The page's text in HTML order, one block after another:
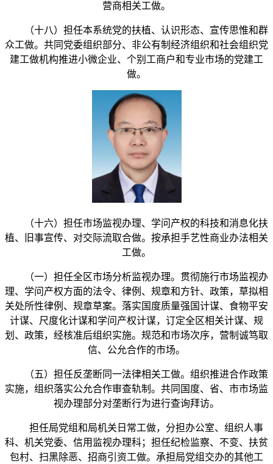
营商相关工做。
（十八）担任本系统党的扶植、认识形态、宣传思惟和群
众工做。共同党委组织部分、非公有制经济组织和社会组织党
建工做机构推进小微企业、个别工商户和专业市场的党建工
做。
（十六）担任市场监视办理、学问产权的科技和消息化扶
植、旧事宣传、对交际流取合做。按承担手艺性商业办法相关
工做。
（一）担任全区市场分析监视办理。贯彻施行市场监视办
理、学问产权方面的法令、律例、规章和方针、政策，草拟相
关处所性律例、规章草案。落实国度质量强国计谋、食物平安
计谋、尺度化计谋和学问产权计谋，订定全区相关计谋、规
划、政策，经核准后组织实施。规范和市场次序，营制诚笃取
信、公允合作的市场。
（五）担任反垄断同一法律相关工做。组织推进合作政策
实施，组织落实公允合作审查轨制。共同国度、省、市市场监
视办理部分对垄断行为进行查询拜访。
担任局党组和局机关日常工做，分担办公室、组织人事
科、机关党委、信用监视办理科；担任纪检监察、不变、扶贫
包村、扫黑除恶、招商引资工做。承担局党组交办的其他工